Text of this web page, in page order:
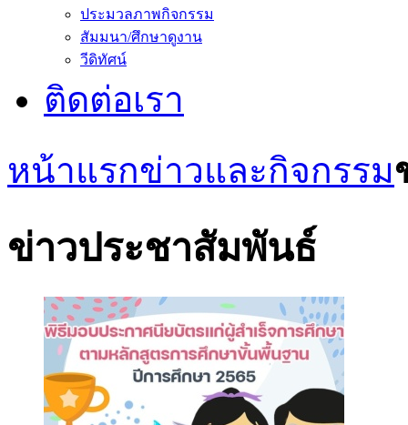
ประมวลภาพกิจกรรม
สัมมนา/ศึกษาดูงาน
วีดิทัศน์
ติดต่อเรา
หน้าแรกข่าวและกิจกรรม
ข่าวประชาสัมพันธ์